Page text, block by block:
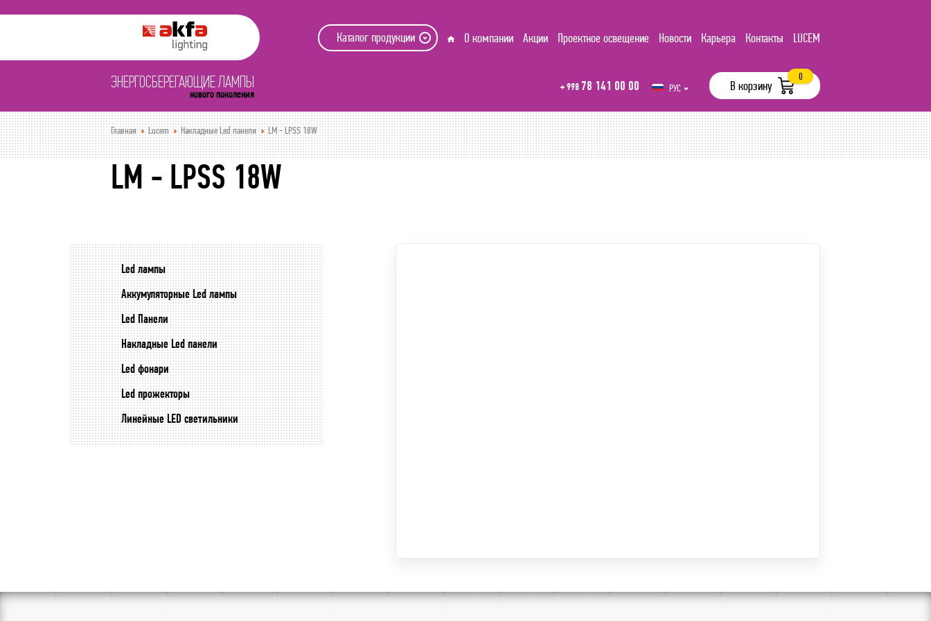
Каталог продукции О компании Акции Проектное освещение Новости Карьера Контакты LUCEM
ЭНЕРГОСБЕРЕГАЮЩИЕ ЛАМПЫ
нового поколения
+ 998 78 141 00 00
РУС
В корзину
0
Главная Lucem Накладные Led панели LM - LPSS 18W
LM - LPSS 18W
Led лампы
Аккумуляторные Led лампы
Led Панели
Накладные Led панели
Led фонари
Led прожекторы
Линейные LED светильники